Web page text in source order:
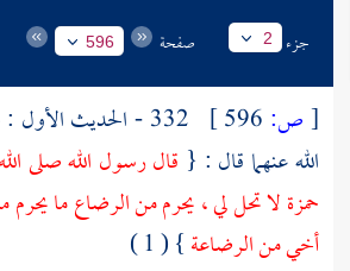
جزء 2 صفحة 596
[ص:
الله عنهما قال : { قال رسول الله صلى
حمزةلا تحل لي ، يحرم من الرضاع ما
أخي من الرضاعة} ( 1 )